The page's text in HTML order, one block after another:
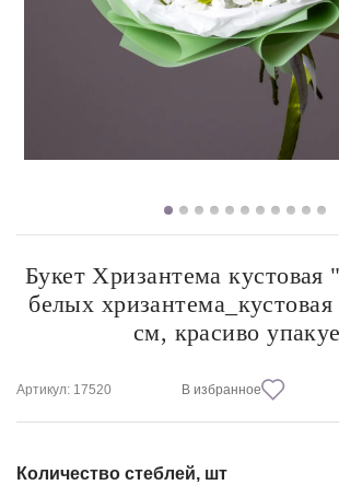
Букет Хризантема
белых
см, красиво
Артикул: 17520 В избранное
Количество стеблей, шт